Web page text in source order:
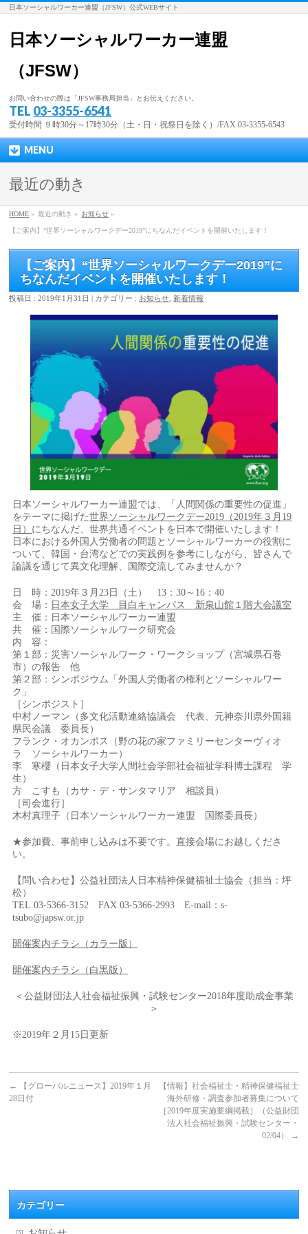
日本ソーシャルワーカー連盟（JFSW）公式WEBサイト
日本ソーシャルワーカー連盟
（JFSW）
お問い合わせの際は「JFSW事務局担当」とお伝えください。
TEL 03-3355-6541
受付時間 ９時30分～17時30分（土・日・祝祭日を除く）/FAX 03-3355-6543
MENU
最近の動き
HOME » 最近の動き » お知らせ »
【ご案内】“世界ソーシャルワークデー2019”にちなんだイベントを開催いたします！
【ご案内】“世界ソーシャルワークデー2019”に
ちなんだイベントを開催いたします！
投稿日 : 2019年1月31日 | カテゴリー : お知らせ 新着情報
日本ソーシャルワーカー連盟では、「人間関係の重要性の促進」
をテーマに掲げた世界ソーシャルワークデー2019（2019年３月19
日） にちなんだ、世界共通イベントを日本で開催いたします！
日本における外国人労働者の問題とソーシャルワーカーの役割に
ついて、韓国・台湾などでの実践例を参考にしながら、皆さんで
論議を通じて異文化理解、国際交流してみませんか？
日 時：2019年３月23日（土） 13：30～16：40
会 場： 日本女子大学 目白キャンパス 新泉山館１階大会議室
主 催：日本ソーシャルワーカー連盟
共 催：国際ソーシャルワーク研究会
内 容：
第１部：災害ソーシャルワーク・ワークショップ（宮城県石巻
市）の報告 他
第２部：シンポジウム「外国人労働者の権利とソーシャルワー
ク」
［シンポジスト］
中村ノーマン（多文化活動連絡協議会 代表、元神奈川県外国籍
県民会議 委員長）
フランク・オカンポス（野の花の家ファミリーセンターヴィオ
ラ ソーシャルワーカー）
李 寒櫻（日本女子大学人間社会学部社会福祉学科博士課程 学
生）
方 こすも（カサ・デ・サンタマリア 相談員）
［司会進行］
木村真理子（日本ソーシャルワーカー連盟 国際委員長）
★参加費、事前申し込みは不要です。直接会場にお越しくださ
い。
【問い合わせ】公益社団法人日本精神保健福祉士協会（担当：坪
松）
TEL.03-5366-3152 FAX.03-5366-2993 E-mail：s-
tsubo@japsw.or.jp
開催案内チラシ（カラー版）
開催案内チラシ（白黒版）
＜公益財団法人社会福祉振興・試験センター2018年度助成金事業
＞
※2019年２月15日更新
←
【グローバルニュース】2019年１月
28日付
【情報】社会福祉士・精神保健福祉士
海外研修・調査参加者募集について
［2019年度実施要綱掲載］（公益財団
法人社会福祉振興・試験センター・
02/04）
→
カテゴリー